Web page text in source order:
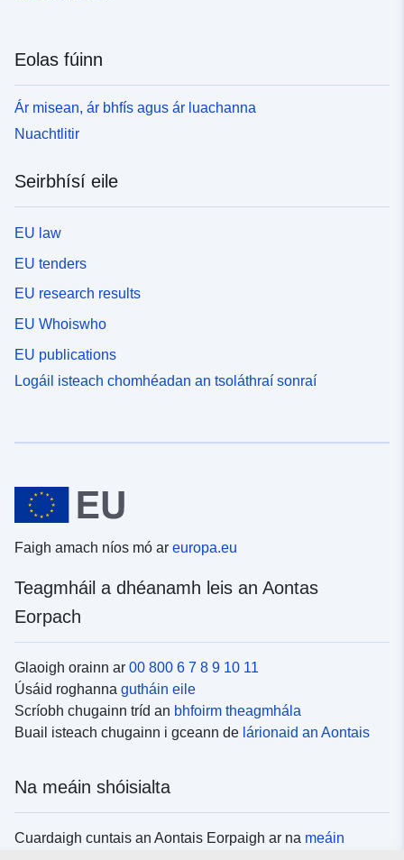
Eolas fúinn
Ár misean, ár bhfís agus ár luachanna
Nuachtlitir
Seirbhísí eile
EU law
EU tenders
EU research results
EU Whoiswho
EU publications
Logáil isteach chomhéadan an tsoláthraí sonraí
Faigh amach níos mó ar europa.eu
Teagmháil a dhéanamh leis an Aontas
Eorpach
Glaoigh orainn ar 00 800 6 7 8 9 10 11
Úsáid roghanna gutháin eile
Scríobh chugainn tríd an bhfoirm theagmhála
Buail isteach chugainn i gceann de lárionaid an Aontais
Na meáin shóisialta
Cuardaigh cuntais an Aontais Eorpaigh ar na meáin